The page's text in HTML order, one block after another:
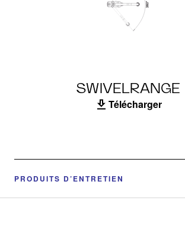
SWIVELRANGE
Télécharger
PRODUITS D’ENTRETIEN